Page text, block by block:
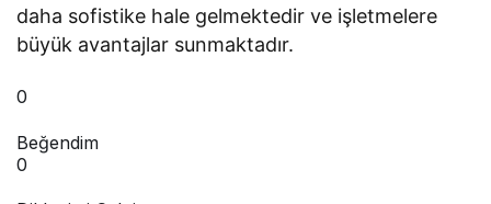
daha sofistike hale gelmektedir ve işletmelere
büyük avantajlar sunmaktadır.
0
Beğendim
0